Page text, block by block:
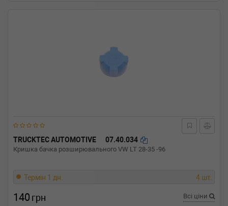
TRUCKTEC AUTOMOTIVE 07.40.034
Кришка бачка розширювального VW LT 28-35 -96
Термін 1 дн. 4 шт.
140 грн Всі ціни